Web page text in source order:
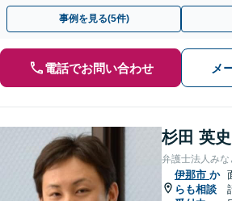
13拠点】お気軽にご相談ください。
事例を見る(5件)
電話でお問い合わせ メ
杉田 英史
弁護士法人み
伊那市 か
らも相談